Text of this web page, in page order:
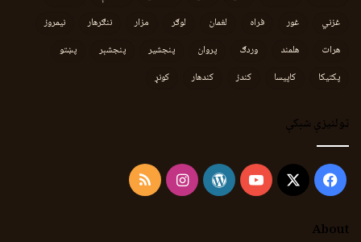
غزني
غور فراه لغمان لوګر مزار ننګرهار
نیمروز
هرات
هلمند وردګ پروان پنجشیر پنجشېر
پښتو
پکتیکا
کاپیسا کندز کندهار کونړ
ټولنیزې شبکې
Facebook
X
YouTube
WordPress
Instagram
RSS
About